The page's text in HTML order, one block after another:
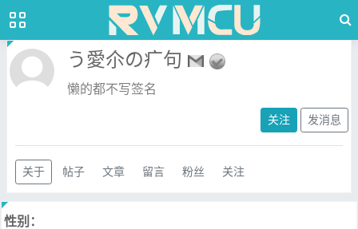
う愛尒の疒句
懒的都不写签名
关注 发消息
关于 帖子 文章 留言 粉丝 关注
性别：